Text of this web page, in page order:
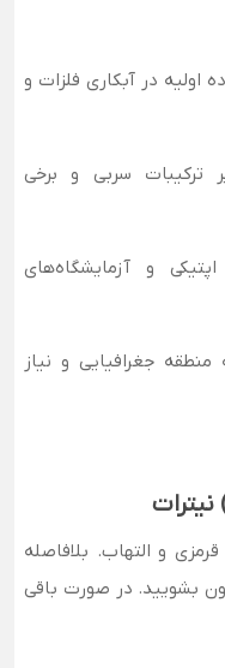
اولیه در آبکاری فلزات و
ترکیبات سربی و برخی
و آزمایشگاه‌های
جغرافیایی و نیاز
و التهاب. بلافاصله
بشویید. در صورت باقی